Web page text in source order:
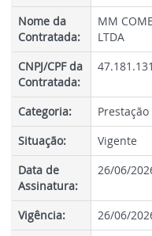
Nome da
Contratada:
MM
LTDA
CNPJ/CPF da
Contratada:
Categoria:
Situação:
Vigente
Data de
Assinatura:
26/06/
Vigência:
26/06/